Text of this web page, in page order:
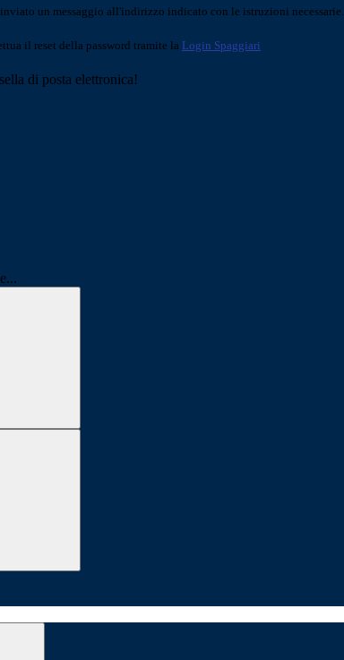
un messaggio all'indirizzo indicato con le istruzioni necessarie.
il reset della password tramite la Login Spaggiari
di posta elettronica!